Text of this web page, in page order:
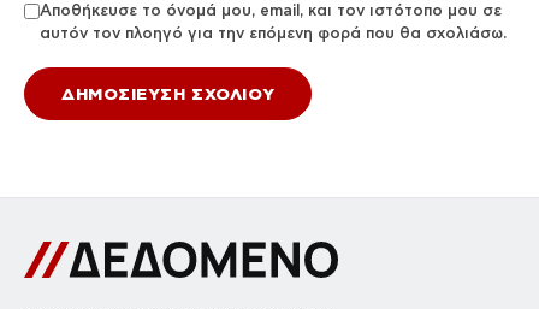
Αποθήκευσε το όνομά μου, email, και τον ιστότοπο μου σε
αυτόν τον πλοηγό για την επόμενη φορά που θα σχολιάσω.